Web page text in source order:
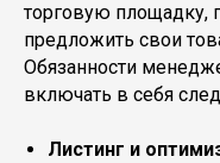
торговую площадку,
предложить свои
Обязанности
включать в себя
Листинг и